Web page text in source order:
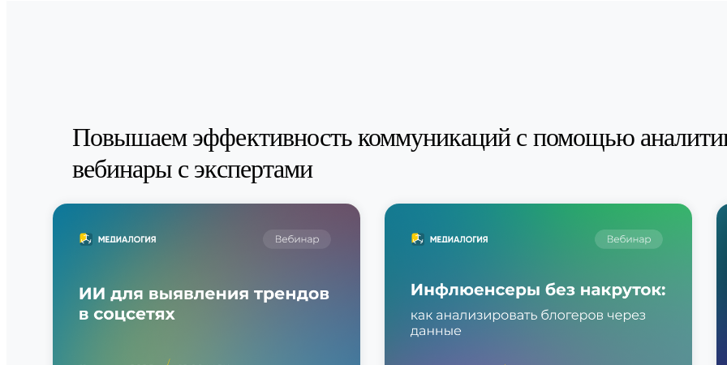
Повышаем эффективность коммуникаций с помощью
вебинары с экспертами